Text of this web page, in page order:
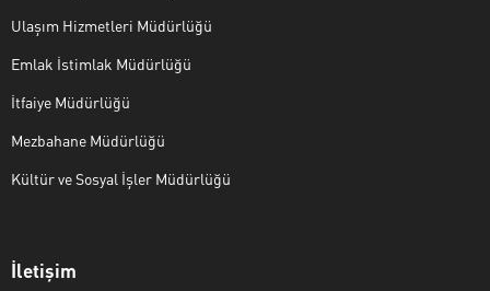
Ulaşım Hizmetleri Müdürlüğü
Emlak İstimlak Müdürlüğü
İtfaiye Müdürlüğü
Mezbahane Müdürlüğü
Kültür ve Sosyal İşler Müdürlüğü
İletişim